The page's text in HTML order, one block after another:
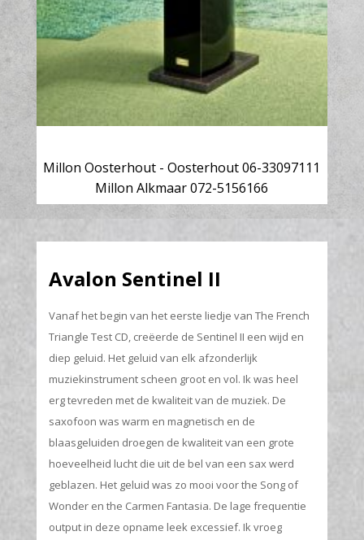
Millon Oosterhout - Oosterhout 06-33097111
Millon Alkmaar 072-5156166
Avalon Sentinel II
Vanaf het begin van het eerste liedje van The French
Triangle Test CD, creëerde de Sentinel II een wijd en
diep geluid. Het geluid van elk afzonderlijk
muziekinstrument scheen groot en vol. Ik was heel
erg tevreden met de kwaliteit van de muziek. De
saxofoon was warm en magnetisch en de
blaasgeluiden droegen de kwaliteit van een grote
hoeveelheid lucht die uit de bel van een sax werd
geblazen. Het geluid was zo mooi voor the Song of
Wonder en the Carmen Fantasia. De lage frequentie
output in deze opname leek excessief. Ik vroeg